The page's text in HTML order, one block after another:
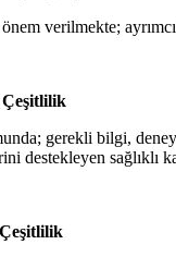
verilmekte;
Çeşitlilik
gerekli bilgi,
destekleyen sağlıklı